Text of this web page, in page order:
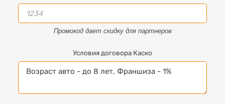
Промокод дает скидку для партнеров
Условия договора Каско